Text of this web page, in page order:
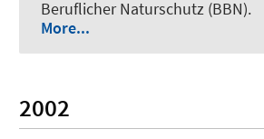
Beruflicher Naturschutz (BBN).
More...
2002